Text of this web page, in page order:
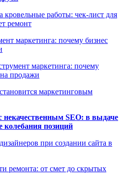
кровельные работы: чек-лист для
ремонт
маркетинга: почему бизнес
маркетинга: почему
продажи
маркетинговым
некачественным SEO: в выдаче
позиций
при создании сайта в
ремонта: от смет до скрытых